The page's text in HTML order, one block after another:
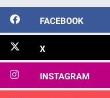
FACEBOOK
X
INSTAGRAM